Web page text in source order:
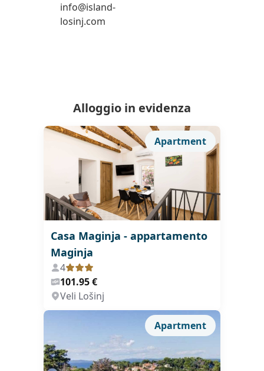
info@island-
losinj.com
Alloggio in evidenza
Apartment
Casa Maginja - appartamento
Maginja
4
101.95 €
Veli Lošinj
Apartment